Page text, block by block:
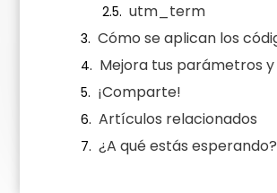
utm_term
¡Comparte!
Artículos relacionados
¿A qué estás esperando?